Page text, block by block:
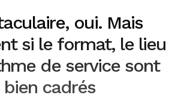
oui. Mais
si le format, le lieu
de service sont
bien cadrés